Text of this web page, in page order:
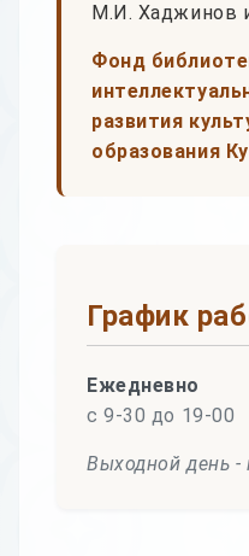
М.И. Хаджинов и
Фонд
развития
образования
График
Ежедневно
с 9-30 до 19-00
Выходной день -